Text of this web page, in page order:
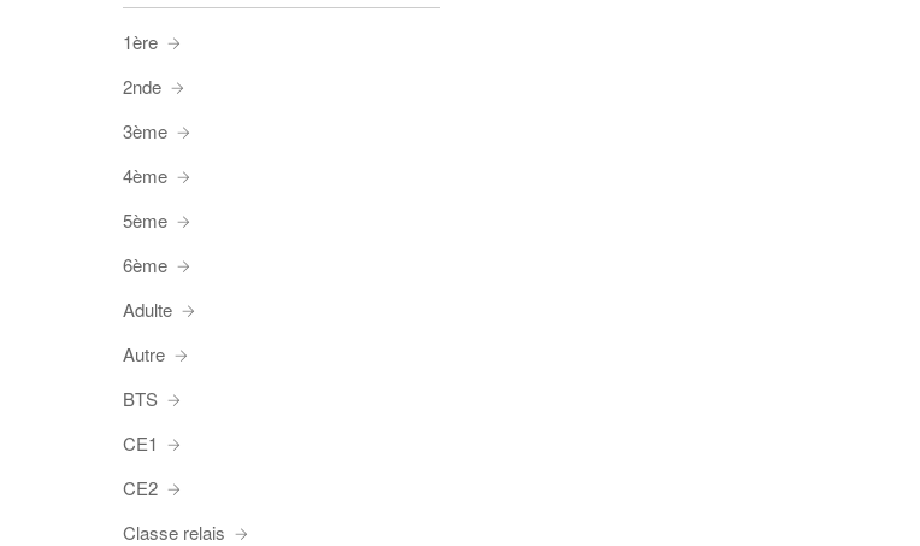
1ère
2nde
3ème
4ème
5ème
6ème
Adulte
Autre
BTS
CE1
CE2
Classe relais